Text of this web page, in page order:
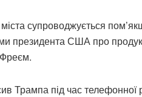
міста супроводжується
президента США про
Трампа під час